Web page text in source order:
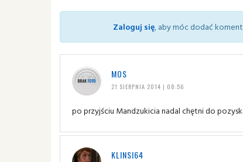
Zaloguj się, aby móc dodać
MOS
21 SIERPNIA 2014 | 08:56
po przyjściu Mandzukicia nadal chętni do
KLINSI64